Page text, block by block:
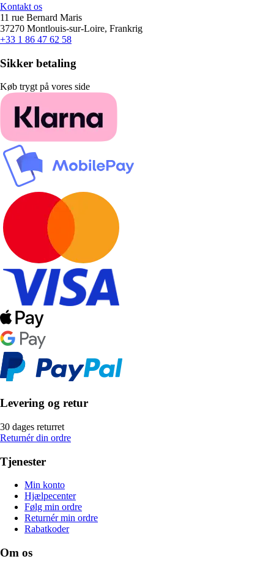
Kontakt os
11 rue Bernard Maris
37270 Montlouis-sur-Loire, Frankrig
+33 1 86 47 62 58
Sikker betaling
Køb trygt på vores side
Levering og retur
30 dages returret
Returnér din ordre
Tjenester
Min konto
Hjælpecenter
Følg min ordre
Returnér min ordre
Rabatkoder
Om os